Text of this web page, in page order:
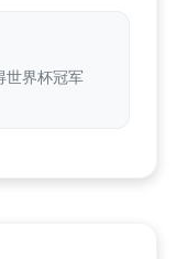
世界杯冠军